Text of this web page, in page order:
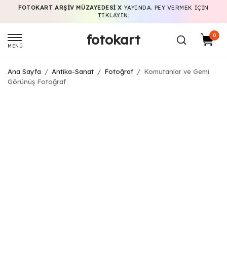
FOTOKART ARŞIV MÜZAYEDESI X YAYINDA. PEY VERMEK IÇIN
TIKLAYIN.
MENÜ fotokart 0
Ana Sayfa / Antika-Sanat / Fotoğraf / Komutanlar ve Gemi
Görünüş Fotoğraf